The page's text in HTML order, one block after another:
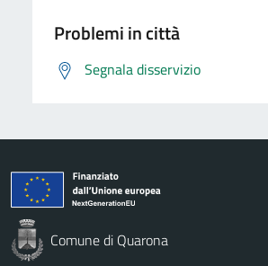
Problemi in città
Segnala disservizio
Comune di Quarona